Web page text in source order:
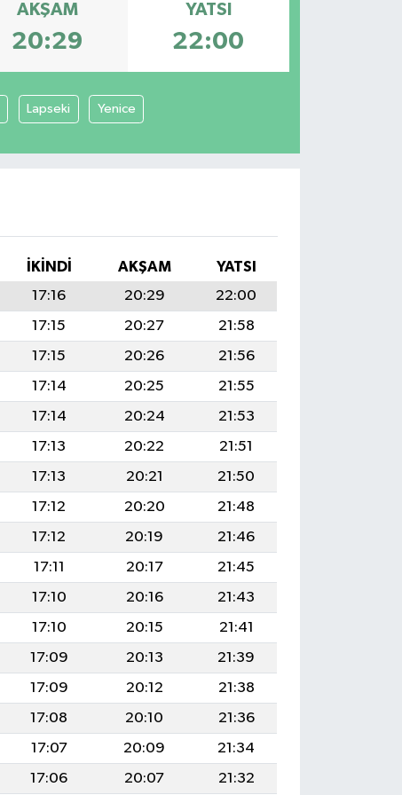
AKŞAM
20:29
YATSI
22:00
Lapseki Yenice
İKINDI AKŞAM
YATSI
17:16 20:29
22:00
17:15 20:27
21:58
17:15 20:26
21:56
17:14 20:25
21:55
17:14 20:24
21:53
17:13 20:22
21:51
17:13 20:21
21:50
17:12 20:20
21:48
17:12 20:19
21:46
17:11 20:17
21:45
17:10 20:16
21:43
17:10 20:15
21:41
17:09 20:13
21:39
17:09 20:12
21:38
17:08 20:10
21:36
17:07 20:09
21:34
17:06 20:07 21:32